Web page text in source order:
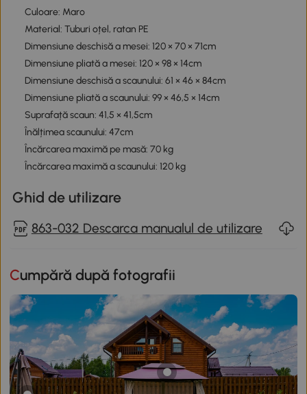
Culoare: Maro
Material: Tuburi oțel, ratan PE
Dimensiune deschisă a mesei: 120 × 70 × 71cm
Dimensiune pliată a mesei: 120 × 98 × 14cm
Dimensiune deschisă a scaunului: 61 × 46 × 84cm
Dimensiune pliată a scaunului: 99 × 46,5 × 14cm
Suprafață scaun: 41,5 × 41,5cm
Înălțimea scaunului: 47cm
Încărcarea maximă pe masă: 70 kg
Încărcarea maximă a scaunului: 120 kg
Ghid de utilizare
863-032 Descarca manualul de utilizare
Cumpără după fotografii